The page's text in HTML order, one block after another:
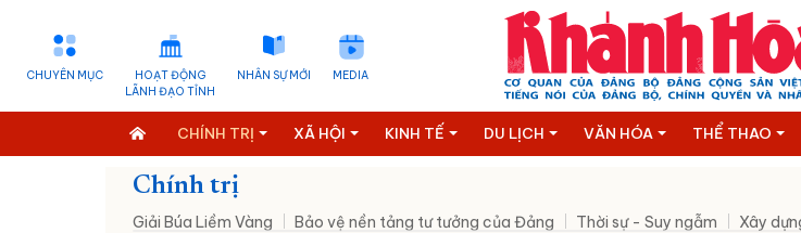
CHUYÊN MỤC
HOẠT ĐỘNG
LÃNH ĐẠO TỈNH
NHÂN SỰ MỚI MEDIA
CHÍNH TRỊ XÃ HỘI KINH TẾ DU LỊCH VĂN HÓA THỂ THAO
Chính trị
Giải Búa Liềm Vàng Bảo vệ nền tảng tư tưởng của Đảng Thời sự - Suy ngẫm Xây